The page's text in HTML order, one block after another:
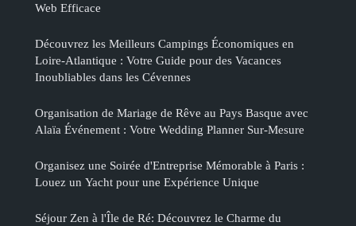
Web Efficace
Découvrez les Meilleurs Campings Économiques en
Loire-Atlantique : Votre Guide pour des Vacances
Inoubliables dans les Cévennes
Organisation de Mariage de Rêve au Pays Basque avec
Alaïa Événement : Votre Wedding Planner Sur-Mesure
Organisez une Soirée d'Entreprise Mémorable à Paris :
Louez un Yacht pour une Expérience Unique
Séjour Zen à l'Île de Ré: Découvrez le Charme du